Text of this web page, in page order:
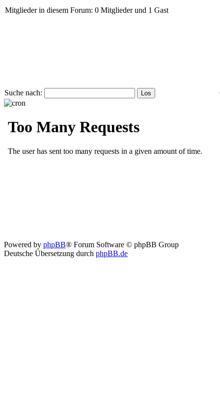
Mitglieder in diesem Forum: 0 Mitglieder und 1 Gast
Suche nach:
Powered by phpBB® Forum Software © phpBB Group
Deutsche Übersetzung durch phpBB.de